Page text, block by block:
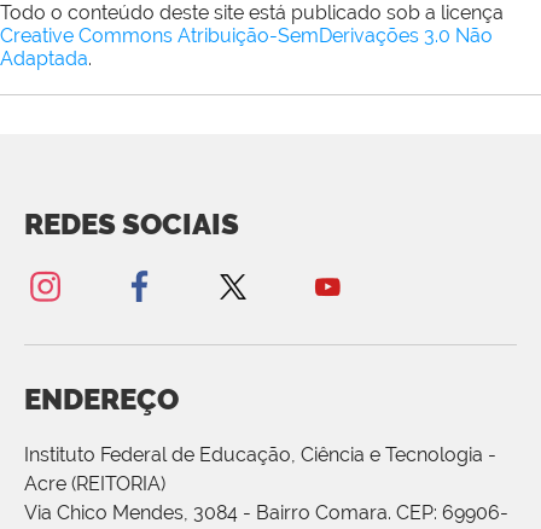
Todo o conteúdo deste site está publicado sob a licença
Creative Commons Atribuição-SemDerivações 3.0 Não
Adaptada.
REDES SOCIAIS
ENDEREÇO
Instituto Federal de Educação, Ciência e Tecnologia -
Acre (REITORIA)
Via Chico Mendes, 3084 - Bairro Comara. CEP: 69906-